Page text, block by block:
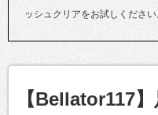
ッシュクリアをお試しください
【Bellator117